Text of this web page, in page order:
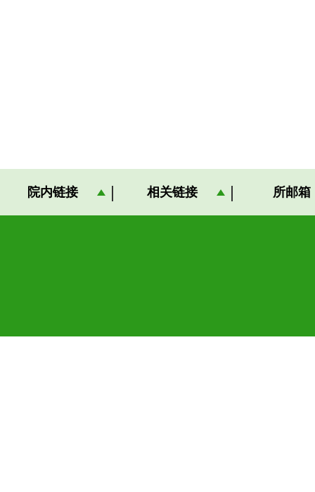
院内链接 相关链接 所邮箱